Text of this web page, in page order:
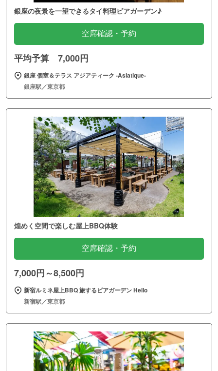
銀座の夜景を一望できるタイ料理ビアガーデン♪
空席確認・予約
平均予算 7,000円
銀座 個室＆テラス アジアティーク ‐Asiatique‐
銀座駅／東京都
煌めく空間で楽しむ屋上BBQ体験
空席確認・予約
7,000円～8,500円
新宿ルミネ屋上BBQ 旅するビアガーデン Hello
新宿駅／東京都